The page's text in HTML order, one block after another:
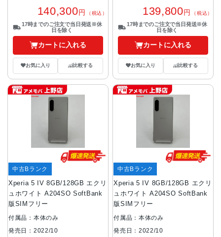
140,300円 （税込）
17時までのご注文で当日発送※休
日を除く
カートに入れる
お気に入り 比較する
139,800円 （税込）
17時までのご注文で当日発送※休
日を除く
カートに入れる
お気に入り 比較する
Xperia 5 IV 8GB/128GB エクリ
ュホワイト A204SO SoftBank
版SIMフリー
中古Bランク
付属品：本体のみ
発売日：2022/10
Xperia 5 IV 8GB/128GB エクリ
ュホワイト A204SO SoftBank
版SIMフリー
中古Bランク
付属品：本体のみ
発売日：2022/10